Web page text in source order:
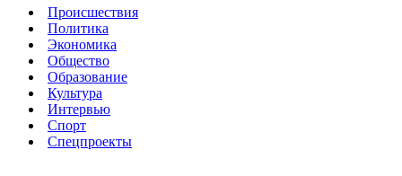
Происшествия
Политика
Экономика
Общество
Образование
Культура
Интервью
Спорт
Спецпроекты